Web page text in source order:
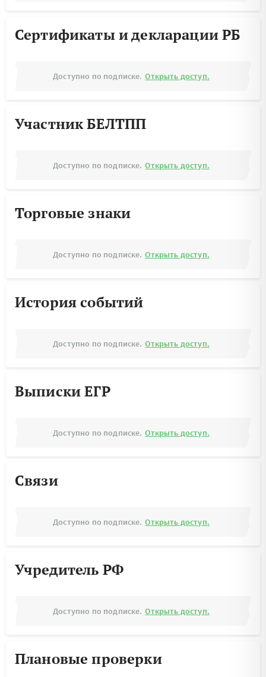
Сертификаты и декларации РБ
Доступно по подписке. Открыть доступ.
Участник БЕЛТПП
Доступно по подписке. Открыть доступ.
Торговые знаки
Доступно по подписке. Открыть доступ.
История событий
Доступно по подписке. Открыть доступ.
Выписки ЕГР
Доступно по подписке. Открыть доступ.
Связи
Доступно по подписке. Открыть доступ.
Учредитель РФ
Доступно по подписке. Открыть доступ.
Плановые проверки